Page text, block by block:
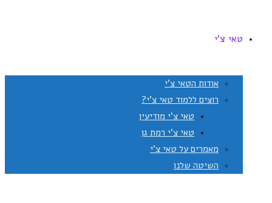
טאי צ'י
אודות הטאי צ'י
רוצים ללמוד טאי צ'י?
טאי צ'י מודיעין
טאי צ'י רמת גן
מאמרים על טאי צ'י
השיטה שלנו